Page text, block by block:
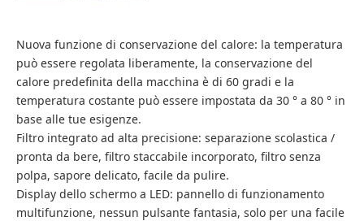
Nuova funzione di conservazione del calore: la temperatura
può essere regolata liberamente, la conservazione del
calore predefinita della macchina è di 60 gradi e la
temperatura costante può essere impostata da 30 ° a 80 ° in
base alle tue esigenze.
Filtro integrato ad alta precisione: separazione scolastica /
pronta da bere, filtro staccabile incorporato, filtro senza
polpa, sapore delicato, facile da pulire.
Display dello schermo a LED: pannello di funzionamento
multifunzione, nessun pulsante fantasia, solo per una facile